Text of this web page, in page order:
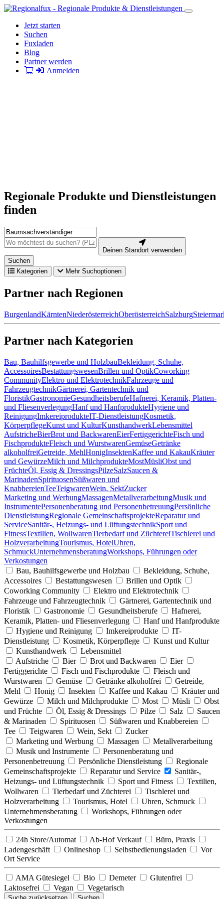
Jetzt starten
Suchen
Fuxladen
Blog
Partner werden
Anmelden
Regionale Produkte und Dienstleistungen
finden
Deinen Standort verwenden
Suchen
Kategorien
Mehr Suchoptionen
Partner nach Regionen
BurgenlandKärntenNiederösterreichOberösterreichSalzburg
Partner nach Kategorien
Bau, Bauhilfsgewerbe und HolzbauBekleidung, Schuhe,
AccessoiresBestattungswesenBrillen und OptikCoworking
CommunityElektro und ElektrotechnikFahrzeuge und
FahrzeugtechnikGärtnerei, Gartentechnik und
FloristikGastronomieGesundheitsberufeHafnerei, Keramik, Platten-
und FliesenverlegungHanf und HanfprodukteHygiene und
ReinigungImkereiprodukteIT-DienstleistungKosmetik,
KörperpflegeKunst und KulturKunsthandwerkLebensmittel
AufstricheBierBrot und BackwarenEierFertiggerichteFisch und
FischprodukteFleisch und WurstwarenGemüseGetränke
alkoholfreiGetreide, MehlHonigInsektenKaffee und KakauKräuter
und GewürzeMilch und MilchprodukteMostMüsliObst und
FrüchteÖl, Essig & DressingsPilzeSalzSaucen &
MarinadenSpirituosenSüßwaren und
KnabbereienTeeTeigwarenWein, SektZucker
Marketing und WerbungMassagenMetallverarbeitungMusik und
InstrumentePersonenberatung und PersonenbetreuungPersönliche
DienstleistungRegionale GemeinschaftsprojekteReparatur und
ServiceSanitär-, Heizungs- und LüftungstechnikSport und
FitnessTextilien, WollwarenTierbedarf und ZüchtereiTischlerei und
HolzverarbeitungTourismus, HotelUhren,
SchmuckUnternehmensberatungWorkshops, Führungen oder
Verkostungen
Bau, Bauhilfsgewerbe und Holzbau
Bekleidung, Schuhe,
Accessoires
Bestattungswesen
Brillen und Optik
Coworking Community
Elektro und Elektrotechnik
Fahrzeuge und Fahrzeugtechnik
Gärtnerei, Gartentechnik und
Floristik
Gastronomie Gesundheitsberufe
Hafnerei,
Keramik, Platten- und Fliesenverlegung
Hanf und Hanfprodukte
Hygiene und Reinigung
Imkereiprodukte
IT-
Dienstleistung
Kosmetik, Körperpflege
Kunst und Kultur
Kunsthandwerk
Lebensmittel
Aufstriche
Bier Brot und Backwaren
Eier
Fertiggerichte
Fisch und Fischprodukte
Fleisch und
Wurstwaren
Gemüse Getränke alkoholfrei
Getreide,
Mehl
Honig Insekten Kaffee und Kakau
Kräuter und
Gewürze
Milch und Milchprodukte Most Müsli
Obst
und Früchte
Öl, Essig & Dressings Pilze Salz
Saucen
& Marinaden
Spirituosen
Süßwaren und Knabbereien
Tee
Teigwaren Wein, Sekt
Zucker
Marketing und Werbung
Massagen
Metallverarbeitung
Musik und Instrumente
Personenberatung und
Personenbetreuung
Persönliche Dienstleistung
Regionale
Gemeinschaftsprojekte
Reparatur und Service
Sanitär-,
Heizungs- und Lüftungstechnik
Sport und Fitness
Textilien,
Wollwaren
Tierbedarf und Züchterei
Tischlerei und
Holzverarbeitung
Tourismus, Hotel
Uhren, Schmuck
Unternehmensberatung
Workshops, Führungen oder
Verkostungen
24h Store/Automat Ab-Hof Verkauf
Büro, Praxis
Ladengeschäft
Onlineshop Selbstbedienungsladen
Vor
Ort Service
AMA Gütesiegel Bio Demeter
Glutenfrei
Laktosefrei
Vegan Vegetarisch